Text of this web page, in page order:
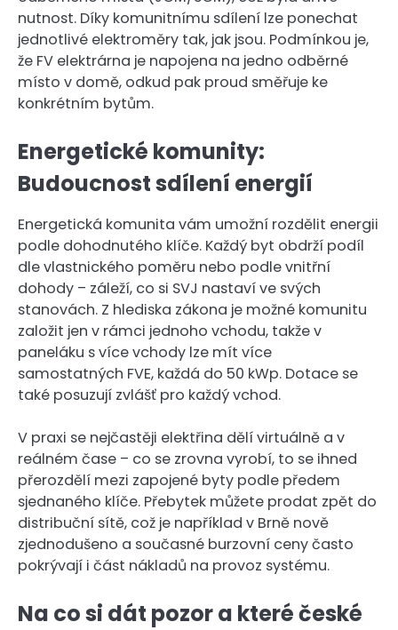
nutnost. Díky komunitnímu sdílení lze ponechat
jednotlivé elektroměry tak, jak jsou. Podmínkou je,
že FV elektrárna je napojena na jedno odběrné
místo v domě, odkud pak proud směřuje ke
konkrétním bytům.
Energetické komunity:
Budoucnost sdílení energií
Energetická komunita vám umožní rozdělit energii
podle dohodnutého klíče. Každý byt obdrží podíl
dle vlastnického poměru nebo podle vnitřní
dohody – záleží, co si SVJ nastaví ve svých
stanovách. Z hlediska zákona je možné komunitu
založit jen v rámci jednoho vchodu, takže v
paneláku s více vchody lze mít více
samostatných FVE, každá do 50 kWp. Dotace se
také posuzují zvlášť pro každý vchod.
V praxi se nejčastěji elektřina dělí virtuálně a v
reálném čase – co se zrovna vyrobí, to se ihned
přerozdělí mezi zapojené byty podle předem
sjednaného klíče. Přebytek můžete prodat zpět do
distribuční sítě, což je například v Brně nově
zjednodušeno a současné burzovní ceny často
pokrývají i část nákladů na provoz systému.
Na co si dát pozor a které české